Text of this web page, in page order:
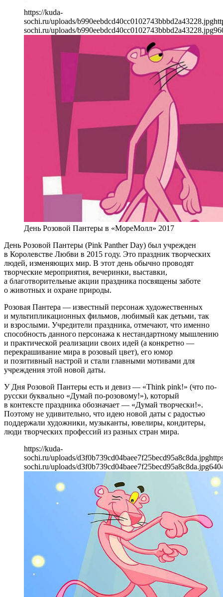
https://kuda-
sochi.ru/uploads/b990eebdcd40cc0102743bbbd2a43228.jpg
sochi.ru/uploads/b990eebdcd40cc0102743bbbd2a43228.jpg
День Розовой Пантеры в «МореМолл» 2017
День Розовой Пантеры (Pink Panther Day) был учрежден
в Королевстве Любви в 2015 году. Это праздник творческих
людей, изменяющих мир. В этот день обычно проводят
творческие мероприятия, вечеринки, выставки,
а благотворительные акции праздника посвящены заботе
о животных и охране природы.
Розовая Пантера — известный персонаж художественных
и мультипликационных фильмов, любимый как детьми, так
и взрослыми. Учредители праздника, отмечают, что именно
способность данного персонажа к нестандартному мышлению
и практической реализации своих идей (а конкретно —
перекрашивание мира в розовый цвет), его юмор
и позитивный настрой и стали главными мотивами для
учреждения этой новой даты.
У Дня Розовой Пантеры есть и девиз — «Think pink!» (что по-
русски буквально «Думай по-розовому!»), который
в контексте праздника обозначает — «Думай творчески!».
Поэтому не удивительно, что идею новой даты с радостью
поддержали художники, музыканты, ювелиры, кондитеры,
люди творческих профессий из разных стран мира.
https://kuda-
sochi.ru/uploads/d3f0b739cd04baee7f25becd95a8c8da.jpg
sochi.ru/uploads/d3f0b739cd04baee7f25becd95a8c8da.jpg640